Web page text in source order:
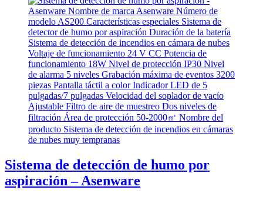
Sistema de detección de humo por
aspiración – Asenware